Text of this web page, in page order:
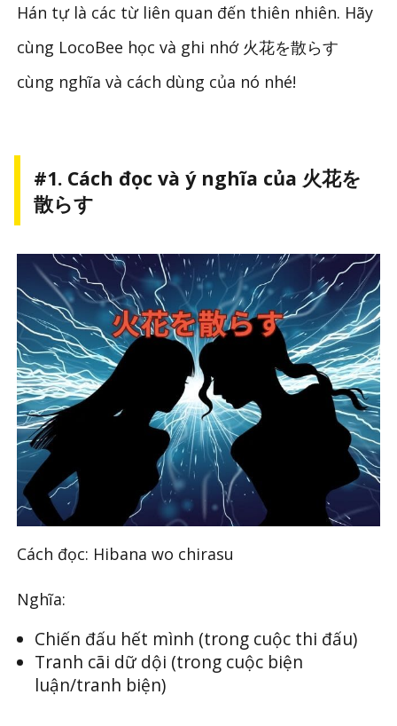
Hán tự là các từ liên quan đến thiên nhiên. Hãy
cùng LocoBee học và ghi nhớ 火花を散らす
cùng nghĩa và cách dùng của nó nhé!
#1. Cách đọc và ý nghĩa của 火花を
散らす
Cách đọc: Hibana wo chirasu
Nghĩa:
Chiến đấu hết mình (trong cuộc thi đấu)
Tranh cãi dữ dội (trong cuộc biện
luận/tranh biện)